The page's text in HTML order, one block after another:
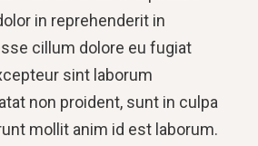
in reprehenderit in
cillum dolore eu fugiat
sint laborum
non proident, sunt in culpa
mollit anim id est laborum.